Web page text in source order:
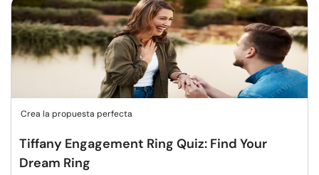
Crea la propuesta perfecta
Tiffany Engagement Ring Quiz: Find Your
Dream Ring